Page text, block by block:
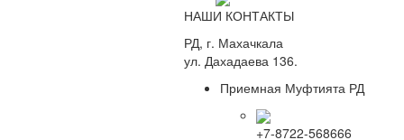
НАШИ КОНТАКТЫ
РД, г. Махачкала
ул. Дахадаева 136.
Приемная Муфтията РД
+7-8722-568666